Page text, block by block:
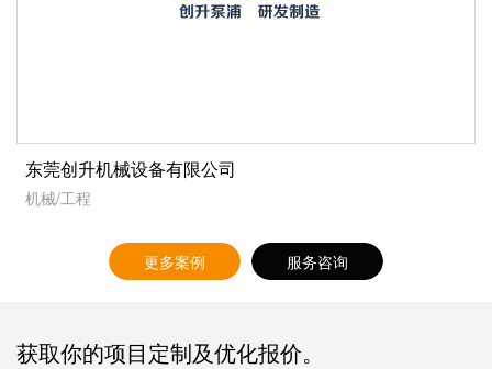
东莞创升机械设备有限公司
机械/工程
更多案例 服务咨询
获取你的项目定制及优化报价。